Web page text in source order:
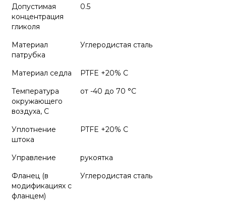
Допустимая
концентрация
гликоля
0.5
Материал
патрубка
Углеродистая сталь
Материал седла
PTFE +20% С
Температура
окружающего
воздуха, С
от -40 до 70 °C
Уплотнение
штока
PTFE +20% С
Управление
рукоятка
Фланец (в
модификациях с
фланцем)
Углеродистая сталь